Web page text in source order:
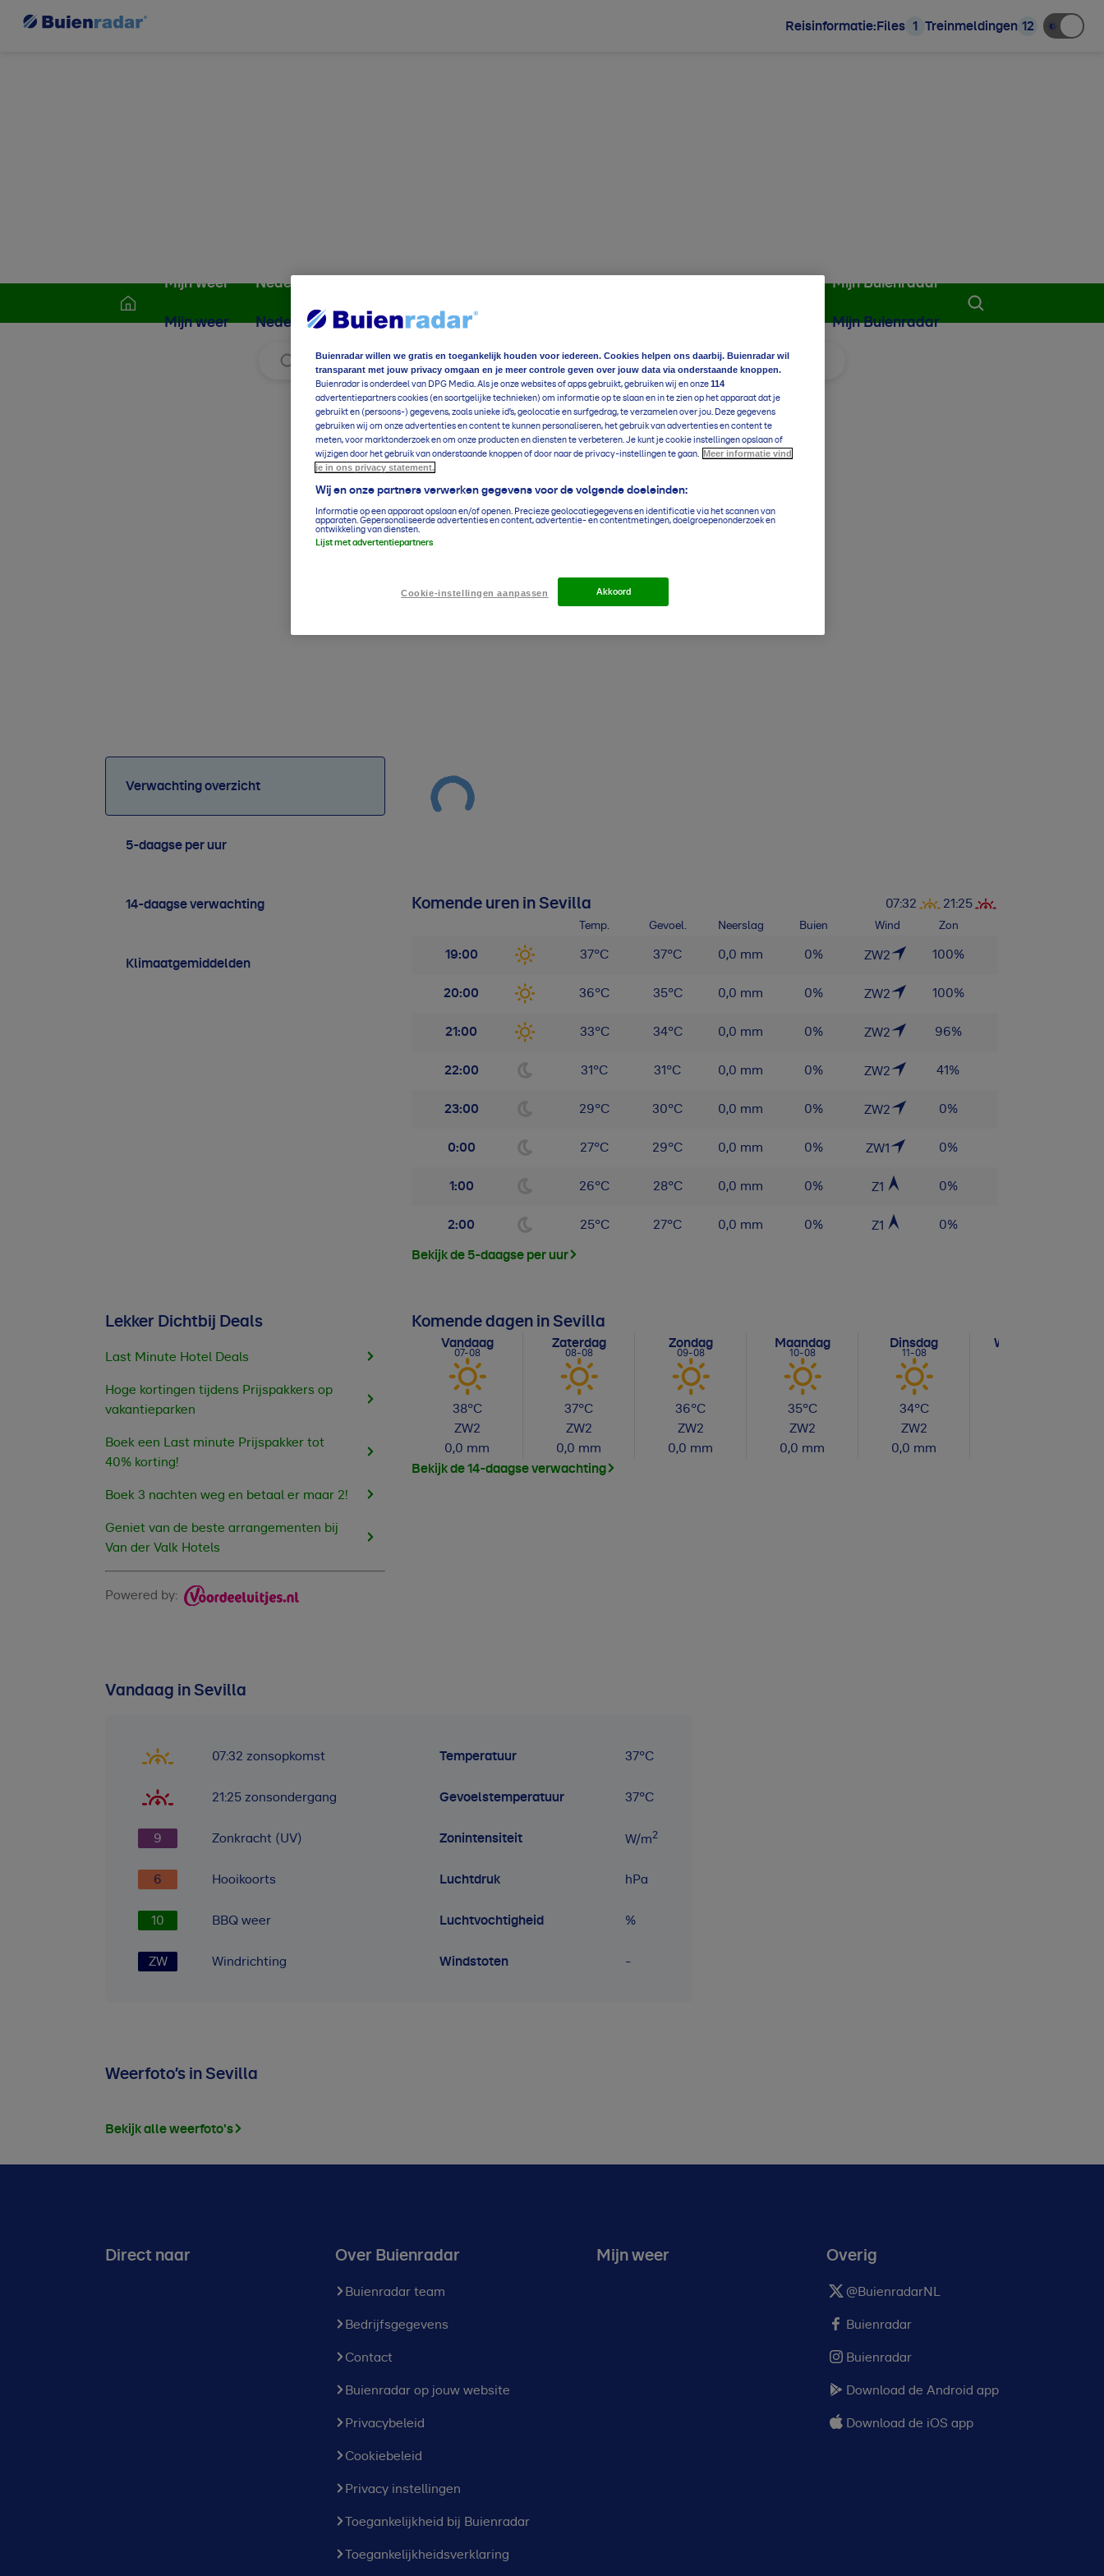
Reisinformatie:Files 1 Treinmeldingen 12
Mijn weer
Mijn weer
Nederland
Nederland Wereldwijd Foto en video
Mijn Buienradar
Mijn Buienradar
Zoek locatie 37°C Voeg toe aan favorieten
Verwachting overzicht
5-daagse per uur
14-daagse verwachting
Klimaatgemiddelden
Komende uren in Sevilla 07:32 21:25
Temp. Gevoel. Neerslag Buien Wind Zon
19:00 37°C 37°C 0,0 mm 0% ZW2 100%
20:00 36°C 35°C 0,0 mm 0% ZW2 100%
21:00 33°C 34°C 0,0 mm 0% ZW2 96%
22:00 31°C 31°C 0,0 mm 0% ZW2 41%
23:00 29°C 30°C 0,0 mm 0% ZW2 0%
0:00 27°C 29°C 0,0 mm 0% ZW1 0%
1:00 26°C 28°C 0,0 mm 0% Z1 0%
2:00 25°C 27°C 0,0 mm 0% Z1 0%
Bekijk de 5-daagse per uur
Komende dagen in Sevilla
Vandaag
07-08
38°C
ZW2
0,0 mm
Zaterdag
08-08
37°C
ZW2
0,0 mm
Zondag
09-08
36°C
ZW2
0,0 mm
Maandag
10-08
35°C
ZW2
0,0 mm
Dinsdag
11-08
34°C
ZW2
0,0 mm
Woensdag
Bekijk de 14-daagse verwachting
Vandaag in Sevilla
07:32 zonsopkomst
21:25 zonsondergang
9 Zonkracht (UV)
6 Hooikoorts
10 BBQ weer
ZW Windrichting
Temperatuur 37°C
Gevoelstemperatuur 37°C
Zonintensiteit W/m2
Luchtdruk hPa
Luchtvochtigheid %
Windstoten -
Weerfoto’s in Sevilla
Bekijk alle weerfoto's
Lekker Dichtbij Deals
Last Minute Hotel Deals
Hoge kortingen tijdens Prijspakkers op
vakantieparken
Boek een Last minute Prijspakker tot
40% korting!
Boek 3 nachten weg en betaal er maar 2!
Geniet van de beste arrangementen bij
Van der Valk Hotels
Powered by:
Direct naar Over Buienradar
Buienradar team
Bedrijfsgegevens
Contact
Buienradar op jouw website
Privacybeleid
Cookiebeleid
Privacy instellingen
Toegankelijkheid bij Buienradar
Toegankelijkheidsverklaring
Mijn weer Overig
@BuienradarNL
Buienradar
Buienradar
Download de Android app
Download de iOS app
Buienradar willen we gratis en toegankelijk houden voor iedereen. Cookies helpen ons daarbij. Buienradar wil
transparant met jouw privacy omgaan en je meer controle geven over jouw data via onderstaande knoppen.
Buienradar is onderdeel van DPG Media. Als je onze websites of apps gebruikt, gebruiken wij en onze114
advertentiepartners cookies (en soortgelijke technieken) om informatie op te slaan en in te zien op het apparaat dat je
gebruikt en (persoons-) gegevens, zoals unieke id’s, geolocatie en surfgedrag, te verzamelen over jou. Deze gegevens
gebruiken wij om onze advertenties en content te kunnen personaliseren, het gebruik van advertenties en content te
meten, voor marktonderzoek en om onze producten en diensten te verbeteren. Je kunt je cookie instellingen opslaan of
wijzigen door het gebruik van onderstaande knoppen of door naar de privacy-instellingen te gaan.
Meer informatie vind
je in ons privacy statement.
Wij en onze partners verwerken gegevens voor de volgende doeleinden:
Informatie op een apparaat opslaan en/of openen. Precieze geolocatiegegevens en identificatie via het scannen van
apparaten. Gepersonaliseerde advertenties en content, advertentie- en contentmetingen, doelgroepenonderzoek en
ontwikkeling van diensten.
Lijst met advertentiepartners
Cookie-instellingen aanpassen Akkoord